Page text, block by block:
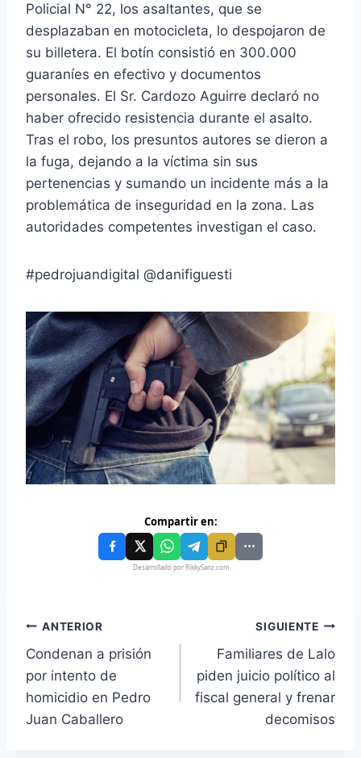
Policial N° 22, los asaltantes, que se
desplazaban en motocicleta, lo despojaron de
su billetera. El botín consistió en 300.000
guaraníes en efectivo y documentos
personales. El Sr. Cardozo Aguirre declaró no
haber ofrecido resistencia durante el asalto.
Tras el robo, los presuntos autores se dieron a
la fuga, dejando a la víctima sin sus
pertenencias y sumando un incidente más a la
problemática de inseguridad en la zona. Las
autoridades competentes investigan el caso.
#pedrojuandigital @danifiguesti
Compartir en:
Desarrollado por RikkySanz.com
ANTERIOR
Condenan a prisión
por intento de
homicidio en Pedro
Juan Caballero
SIGUIENTE
Familiares de Lalo
piden juicio político al
fiscal general y frenar
decomisos